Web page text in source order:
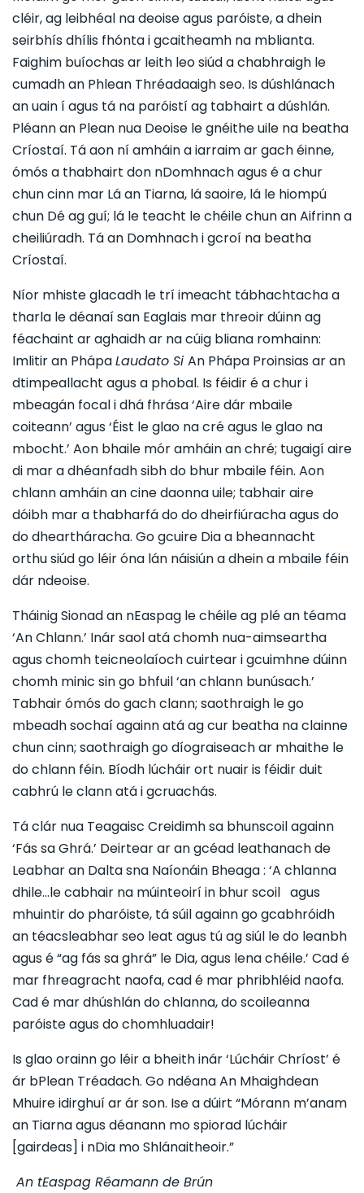
cléir, ag leibhéal na deoise agus paróiste, a dhein
seirbhís dhílis fhónta i gcaitheamh na mblianta.
Faighim buíochas ar leith leo siúd a chabhraigh le
cumadh an Phlean Thréadaaigh seo. Is dúshlánach
an uain í agus tá na paróistí ag tabhairt a dúshlán.
Pléann an Plean nua Deoise le gnéithe uile na beatha
Críostaí. Tá aon ní amháin a iarraim ar gach éinne,
ómós a thabhairt don nDomhnach agus é a chur
chun cinn mar Lá an Tiarna, lá saoire, lá le hiompú
chun Dé ag guí; lá le teacht le chéile chun an Aifrinn a
cheiliúradh. Tá an Domhnach i gcroí na beatha
Críostaí.
Níor mhiste glacadh le trí imeacht tábhachtacha a
tharla le déanaí san Eaglais mar threoir dúinn ag
féachaint ar aghaidh ar na cúig bliana romhainn:
Imlitir an PhápaLaudato Si An Phápa Proinsias ar an
dtimpeallacht agus a phobal. Is féidir é a chur i
mbeagán focal i dhá fhrása ‘Aire dár mbaile
coiteann’ agus ‘Éist le glao na cré agus le glao na
mbocht.’ Aon bhaile mór amháin an chré; tugaigí aire
di mar a dhéanfadh sibh do bhur mbaile féin. Aon
chlann amháin an cine daonna uile; tabhair aire
dóibh mar a thabharfá do do dheirfiúracha agus do
do dheartháracha. Go gcuire Dia a bheannacht
orthu siúd go léir óna lán náisiún a dhein a mbaile féin
dár ndeoise.
Tháinig Sionad an nEaspag le chéile ag plé an téama
‘An Chlann.’ Inár saol atá chomh nua-aimseartha
agus chomh teicneolaíoch cuirtear i gcuimhne dúinn
chomh minic sin go bhfuil ‘an chlann bunúsach.’
Tabhair ómós do gach clann; saothraigh le go
mbeadh sochaí againn atá ag cur beatha na clainne
chun cinn; saothraigh go díograiseach ar mhaithe le
do chlann féin. Bíodh lúcháir ort nuair is féidir duit
cabhrú le clann atá i gcruachás.
Tá clár nua Teagaisc Creidimh sa bhunscoil againn
‘Fás sa Ghrá.’ Deirtear ar an gcéad leathanach de
Leabhar an Dalta sna Naíonáin Bheaga : ‘A chlanna
dhile…le cabhair na múinteoirí in bhur scoil agus
mhuintir do pharóiste, tá súil againn go gcabhróidh
an téacsleabhar seo leat agus tú ag siúl le do leanbh
agus é “ag fás sa ghrá” le Dia, agus lena chéile.’ Cad é
mar fhreagracht naofa, cad é mar phribhléid naofa.
Cad é mar dhúshlán do chlanna, do scoileanna
paróiste agus do chomhluadair!
Is glao orainn go léir a bheith inár ‘Lúcháir Chríost’ é
ár bPlean Tréadach. Go ndéana An Mhaighdean
Mhuire idirghuí ar ár son. Ise a dúirt “Mórann m’anam
an Tiarna agus déanann mo spiorad lúcháir
[gairdeas] i nDia mo Shlánaitheoir.”
An tEaspag Réamann de Brún